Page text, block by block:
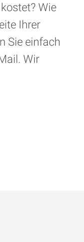
Wie
Ihrer
Sie einfach
Wir